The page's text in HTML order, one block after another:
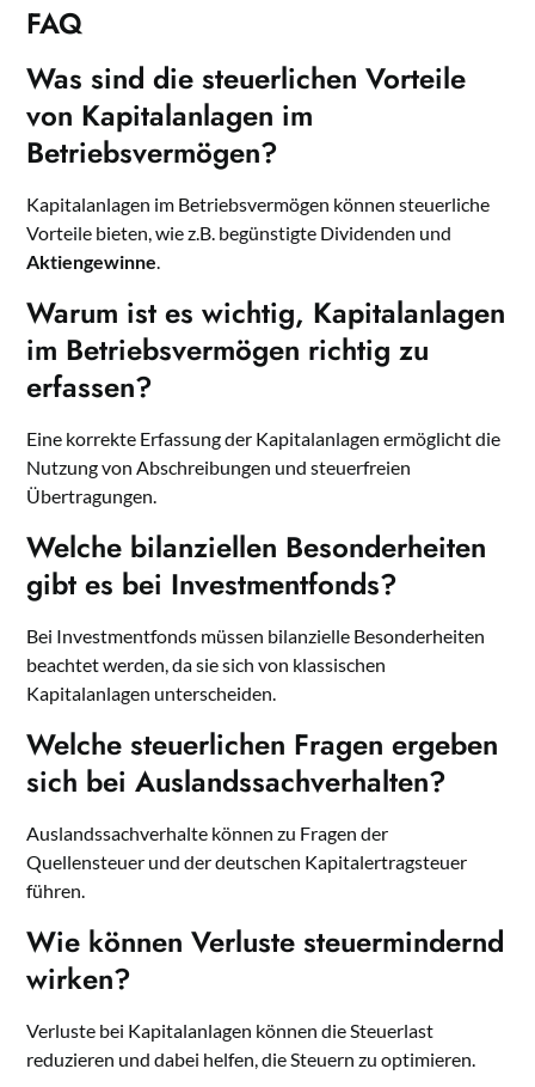
FAQ
Was sind die steuerlichen Vorteile
von Kapitalanlagen im
Betriebsvermögen?
Kapitalanlagen im Betriebsvermögen können steuerliche
Vorteile bieten, wie z.B. begünstigte Dividenden und
Aktiengewinne.
Warum ist es wichtig, Kapitalanlagen
im Betriebsvermögen richtig zu
erfassen?
Eine korrekte Erfassung der Kapitalanlagen ermöglicht die
Nutzung von Abschreibungen und steuerfreien
Übertragungen.
Welche bilanziellen Besonderheiten
gibt es bei Investmentfonds?
Bei Investmentfonds müssen bilanzielle Besonderheiten
beachtet werden, da sie sich von klassischen
Kapitalanlagen unterscheiden.
Welche steuerlichen Fragen ergeben
sich bei Auslandssachverhalten?
Auslandssachverhalte können zu Fragen der
Quellensteuer und der deutschen Kapitalertragsteuer
führen.
Wie können Verluste steuermindernd
wirken?
Verluste bei Kapitalanlagen können die Steuerlast
reduzieren und dabei helfen, die Steuern zu optimieren.